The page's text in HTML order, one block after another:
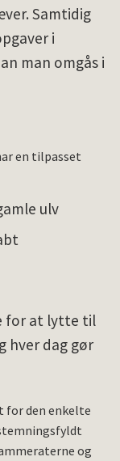
Samtidig
i
man omgås i
en tilpasset
ulv
for at lytte til
hver dag gør
for den enkelte
og